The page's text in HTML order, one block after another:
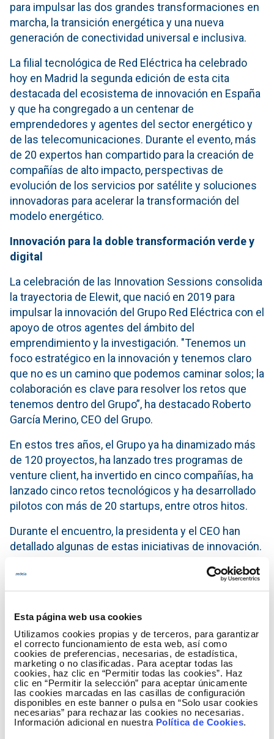
Esta página web usa cookies
Utilizamos cookies propias y de terceros, para garantizar
el correcto funcionamiento de esta web, así como
cookies de preferencias, necesarias, de estadística,
marketing o no clasificadas. Para aceptar todas las
cookies, haz clic en “Permitir todas las cookies”. Haz
clic en “Permitir la selección” para aceptar únicamente
las cookies marcadas en las casillas de configuración
disponibles en este banner o pulsa en “Solo usar cookies
necesarias” para rechazar las cookies no necesarias.
Información adicional en nuestra Política de Cookies.
para impulsar las dos grandes transformaciones en
marcha, la transición energética y una nueva
generación de conectividad universal e inclusiva.
La filial tecnológica de Red Eléctrica ha celebrado
hoy en Madrid la segunda edición de esta cita
destacada del ecosistema de innovación en España
y que ha congregado a un centenar de
emprendedores y agentes del sector energético y
de las telecomunicaciones. Durante el evento, más
de 20 expertos han compartido para la creación de
compañías de alto impacto, perspectivas de
evolución de los servicios por satélite y soluciones
innovadoras para acelerar la transformación del
modelo energético.
Innovación para la doble transformación verde y
digital
La celebración de las Innovation Sessions consolida
la trayectoria de Elewit, que nació en 2019 para
impulsar la innovación del Grupo Red Eléctrica con el
apoyo de otros agentes del ámbito del
emprendimiento y la investigación. "Tenemos un
foco estratégico en la innovación y tenemos claro
que no es un camino que podemos caminar solos; la
colaboración es clave para resolver los retos que
tenemos dentro del Grupo”, ha destacado Roberto
García Merino, CEO del Grupo.
En estos tres años, el Grupo ya ha dinamizado más
de 120 proyectos, ha lanzado tres programas de
venture client, ha invertido en cinco compañías, ha
lanzado cinco retos tecnológicos y ha desarrollado
pilotos con más de 20 startups, entre otros hitos.
Durante el encuentro, la presidenta y el CEO han
detallado algunas de estas iniciativas de innovación.
está desarrollando con REE y otros socios
tecnológicos para seguir facilitando la integración
Destaca en este sentido la iniciativa Osmose, un
proyecto europeo que persigue el desarrollo de una
solución híbrida de almacenamiento para integrarse
como activo en la red de transporte y aportar la
fortaleza y estabilidad al sistema eléctrico en un
contexto con una penetración de energías
renovables mayor.